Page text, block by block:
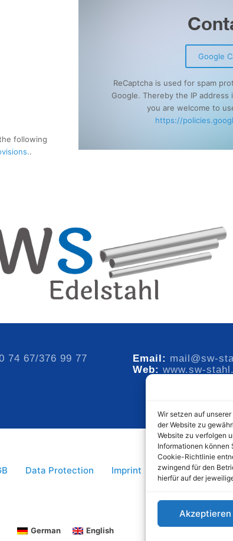
Wir setzen auf
der Website zu
Website zu verfolgen
Informationen können
Cookie-Richtlinie
zwingend für den
hierfür auf der
Akzeptieren
following
.
Google
ReCaptcha is used for spam
Google. Thereby the IP
you are welcome to
https://
74 67/376 99 77 Email: mail@sw-
Web: www.sw-
Data Protection Imprint
German English